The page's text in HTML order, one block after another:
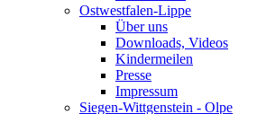
Ostwestfalen-Lippe
Über uns
Downloads, Videos
Kindermeilen
Presse
Impressum
Siegen-Wittgenstein - Olpe